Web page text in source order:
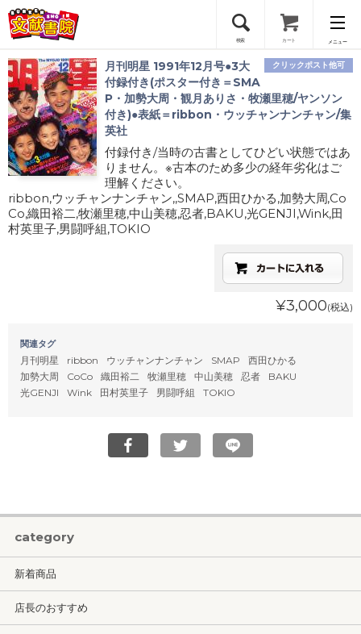
検索 カート メニュー
会員登録
ログイン
クリックポスト他可
月刊明星 1991年12月号●3大
付録付き(ポスター付き＝SMA
P・加勢大周・観月ありさ・牧瀬里穂/ヤンソン
付き)●表紙＝ribbon・ウッチャンナンチャン/集
英社
付録付き/当時の古書としてひどい状態ではあ
りません。※古本のため多少の経年劣化はご
理解ください。
ribbon,ウッチャンナンチャン,,SMAP,西田ひかる,加勢大周,Co
Co,織田裕二,牧瀬里穂,中山美穂,忍者,BAKU,光GENJI,Wink,田
村英里子,男闘呼組,TOKIO
¥3,000(税込)
関連タグ
月刊明星 ribbon ウッチャンナンチャン SMAP
西田ひかる
加勢大周
CoCo 織田裕二 牧瀬里穂 中山美穂 忍者
BAKU
光GENJI
Wink 田村英里子 男闘呼組 TOKIO
category
新着商品
店長のおすすめ